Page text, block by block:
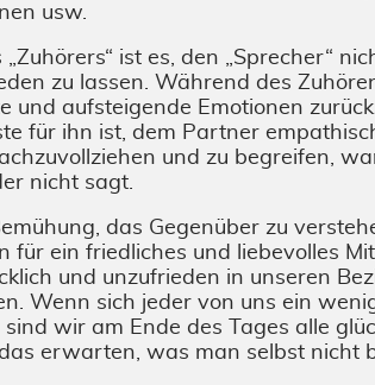
usw.
„Zuhörers“ ist es, den „Sprecher“
zu lassen. Während des
und aufsteigende Emotionen
für ihn ist, dem Partner
und zu begreifen,
nicht sagt.
das Gegenüber zu
für ein friedliches und liebevolles
und unzufrieden in unseren
Wenn sich jeder von uns ein
wir am Ende des Tages alle
erwarten, was man selbst nicht